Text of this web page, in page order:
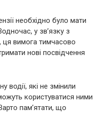
необхідно було мати
у зв’язку з
вимога тимчасово
нові посвідчення
водії, які не змінили
користуватися ними
пам’ятати, що